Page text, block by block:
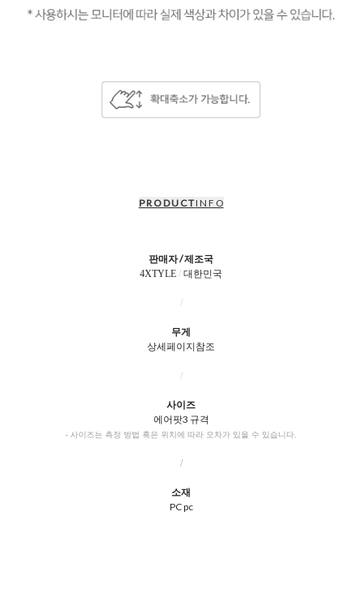
P R O D U C TI N F O
판매자 / 제조국
4XTYLE / 대한민국
/
무게
상세페이지참조
/
사이즈
에어팟3 규격
- 사이즈는 측정 방법 혹은 위치에 따라 오차가 있을 수 있습니다.
/
소재
PC pc